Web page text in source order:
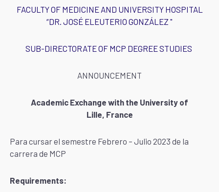
FACULTY OF MEDICINE AND UNIVERSITY HOSPITAL
“DR. JOSÉ ELEUTERIO GONZÁLEZ "
SUB-DIRECTORATE OF MCP DEGREE STUDIES
ANNOUNCEMENT
Academic Exchange with the University of
Lille, France
Para cursar el semestre Febrero – Julio 2023 de la
carrera de MCP
Requirements: